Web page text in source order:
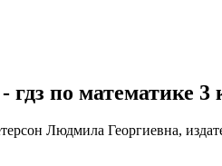
по математике 3